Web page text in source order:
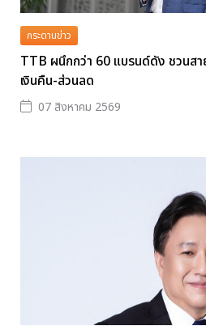
กระดานข่าว
TTB ผนึกกว่า 60 แบรนด์ดัง ชวนส
เงินคืน-ส่วนลด
07 สิงหาคม 2569